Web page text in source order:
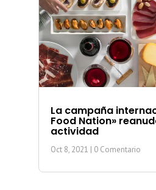
La campaña
Food Nation»
actividad
Oct 8, 2021 | 0 Comentario